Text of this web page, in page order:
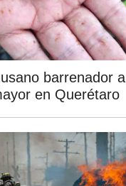
barrenador a
en Querétaro